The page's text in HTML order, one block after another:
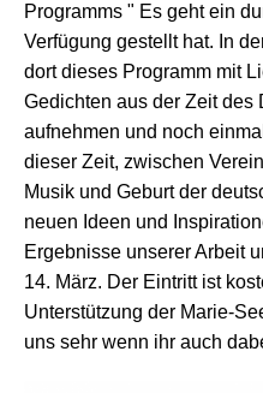
Programms " Es geht ein
Verfügung gestellt hat. In
dort dieses Programm mit
Gedichten aus der Zeit
aufnehmen und noch
dieser Zeit, zwischen
Musik und Geburt der
neuen Ideen und
Ergebnisse unserer Arbeit
14. März. Der Eintritt ist
Unterstützung der Marie-
uns sehr wenn ihr auch